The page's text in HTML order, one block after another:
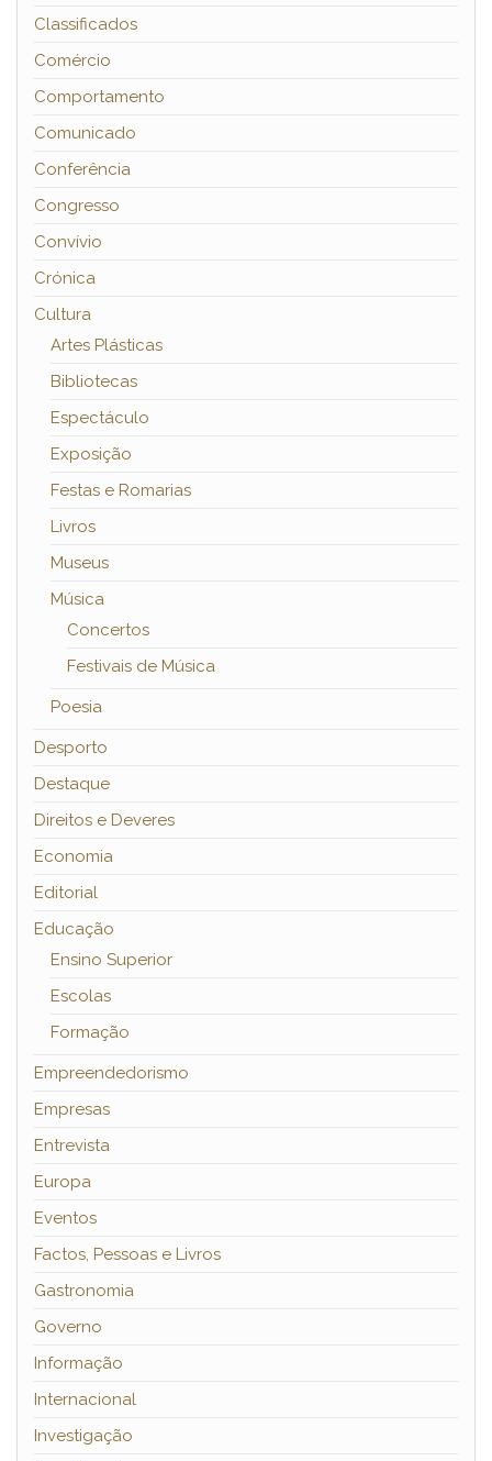
Classificados
Comércio
Comportamento
Comunicado
Conferência
Congresso
Convívio
Crónica
Cultura
Artes Plásticas
Bibliotecas
Espectáculo
Exposição
Festas e Romarias
Livros
Museus
Música
Concertos
Festivais de Música
Poesia
Desporto
Destaque
Direitos e Deveres
Economia
Editorial
Educação
Ensino Superior
Escolas
Formação
Empreendedorismo
Empresas
Entrevista
Europa
Eventos
Factos, Pessoas e Livros
Gastronomia
Governo
Informação
Internacional
Investigação